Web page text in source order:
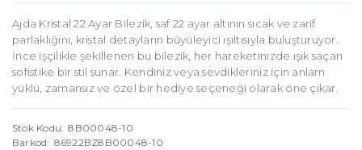
Ajda Kristal 22 Ayar Bilezik, saf 22 ayar altının sıcak ve zarif
parlaklığını, kristal detayların büyüleyici ışıltısıyla buluşturuyor.
İnce işçilikle şekillenen bu bilezik, her hareketinizde ışık saçan
sofistike bir stil sunar. Kendiniz veya sevdikleriniz için anlam
yüklü, zamansız ve özel bir hediye seçeneği olarak öne çıkar.
Stok Kodu
8B00048-10
Barkod
86922BZ8B00048-10